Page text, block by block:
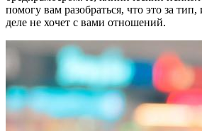
помогу вам разобраться, что это за
деле не хочет с вами отношений.